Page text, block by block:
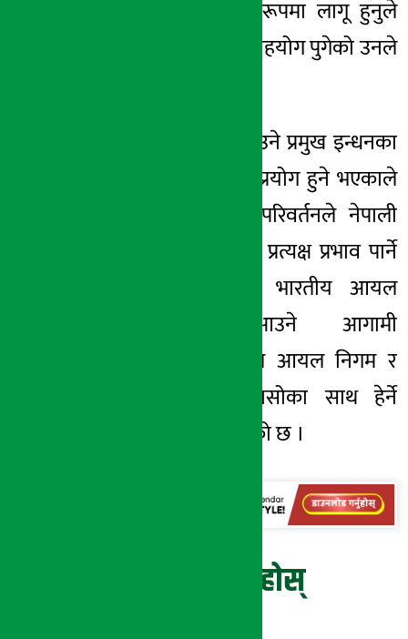
प्रणाली प्रभावकारी रूपमा लागू हुनुले
माग व्यवस्थापनमा सहयोग पुगेको उनले
नेपालमा खाना पकाउने प्रमुख इन्धनका
रूपमा एलपी ग्यास प्रयोग हुने भएकाले
भारतमा हुने मूल्य परिवर्तनले नेपाली
उपभोक्ता र बजारमा प्रत्यक्ष प्रभाव पार्ने
गरेको छ। त्यसैले भारतीय आयल
आउने आगामी
मूल्यसूचीलाई नेपाल आयल निगम र
उपभोक्ता दुवैले चासोका साथ हेर्ने
अवस्था सिर्जना भएको छ ।
प्रतिक्रिया दिनुहोस्